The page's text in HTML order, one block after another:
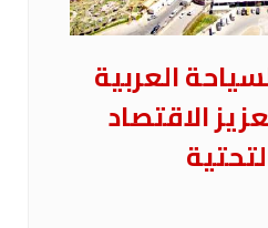
العربية
الاقتصاد